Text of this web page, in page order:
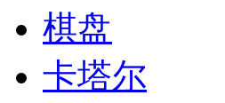
棋盘
卡塔尔